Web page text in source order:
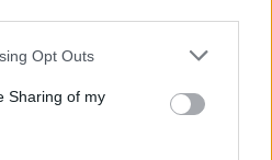
Opt Outs
Sharing of my
tylu powrotów do
życia i modlitwy na różańcu,
jeżdżą tam zarówno biskupi,
był tam biskup senior diecezji